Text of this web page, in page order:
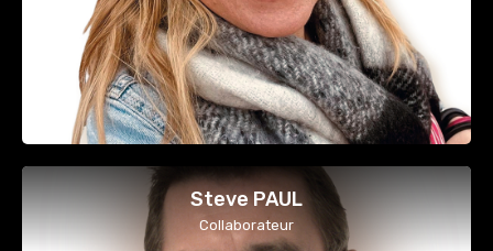
Steve PAUL
Collaborateur